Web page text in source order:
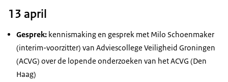
13 april
Gesprek: kennismaking en gesprek met Milo Schoenmaker
(interim-voorzitter) van Adviescollege Veiligheid Groningen
(ACVG) over de lopende onderzoeken van het ACVG (Den
Haag)